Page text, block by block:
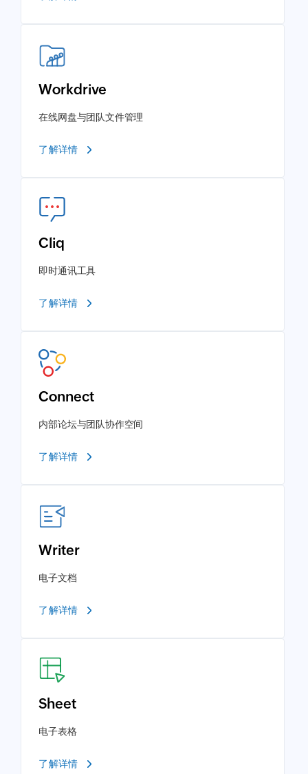
Workdrive
在线网盘与团队文件管理
了解详情
Cliq
即时通讯工具
了解详情
Connect
内部论坛与团队协作空间
了解详情
Writer
电子文档
了解详情
Sheet
电子表格
了解详情